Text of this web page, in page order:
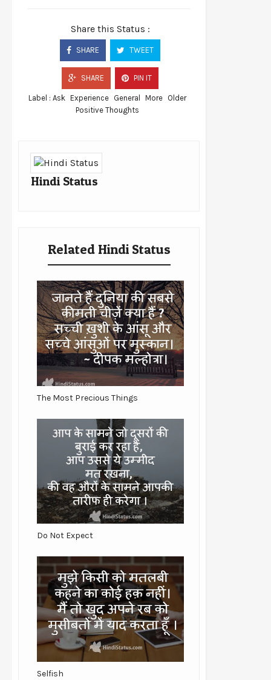
Share this Status :
SHARE TWEET
SHARE PIN IT
Label : Ask Experience General More Older
Positive Thoughts
Hindi Status
Related Hindi Status
The Most Precious Things
Do Not Expect
Selfish